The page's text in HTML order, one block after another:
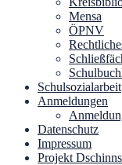
Mensa
ÖPNV
Schulsozialarbeit
Anmeldungen
Datenschutz
Impressum
Projekt Dschinns